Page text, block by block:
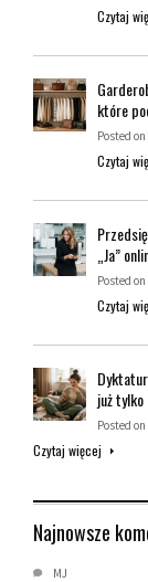
Czytaj
które
Posted on
Czytaj
„Ja”
Posted on
Czytaj
już
Posted on
Czytaj więcej
Najnowsze
MJ